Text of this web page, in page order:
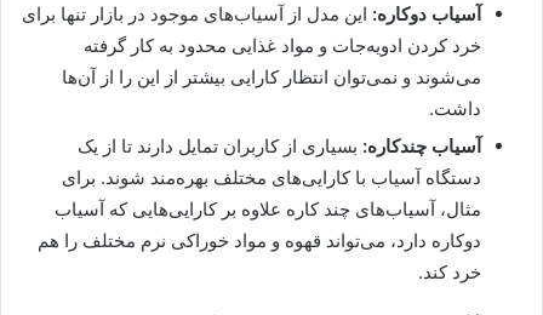
آسیاب دوکاره: این مدل از آسیاب‌های موجود در بازار تنها برای
خرد کردن ادویه‌جات و مواد غذایی محدود به کار گرفته
می‌شوند و نمی‌توان انتظار کارایی بیشتر از این را از آن‌ها
داشت.
آسیاب چندکاره: بسیاری از کاربران تمایل دارند تا از یک
دستگاه آسیاب با کارایی‌های مختلف بهره‌مند شوند. برای
مثال، آسیاب‌های چند کاره علاوه بر کارایی‌هایی که آسیاب
دوکاره دارد، می‌تواند قهوه و مواد خوراکی نرم مختلف را هم
خرد کند.